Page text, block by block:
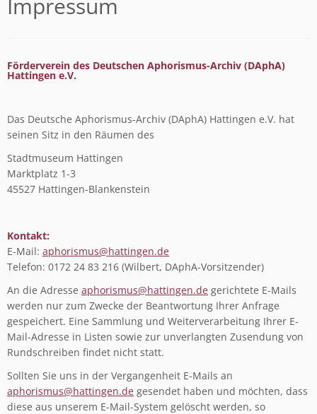
Förderverein des Deutschen Aphorismus-Archiv (DAphA)
Hattingen e.V.
Das Deutsche Aphorismus-Archiv (DAphA) Hattingen e.V. hat
seinen Sitz in den Räumen des
Stadtmuseum Hattingen
Marktplatz 1-3
45527 Hattingen-Blankenstein
Kontakt:
E-Mail: aphorismus@hattingen.de
Telefon: 0172 24 83 216 (Wilbert, DAphA-Vorsitzender)
An die Adresse aphorismus@hattingen.de gerichtete E-Mails
werden nur zum Zwecke der Beantwortung Ihrer Anfrage
gespeichert. Eine Sammlung und Weiterverarbeitung Ihrer E-
Mail-Adresse in Listen sowie zur unverlangten Zusendung von
Rundschreiben findet nicht statt.
Sollten Sie uns in der Vergangenheit E-Mails an
aphorismus@hattingen.de gesendet haben und möchten, dass
diese aus unserem E-Mail-System gelöscht werden, so